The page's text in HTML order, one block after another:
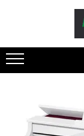
Sonorizare / PA
Adresare publica
Amplificatoare